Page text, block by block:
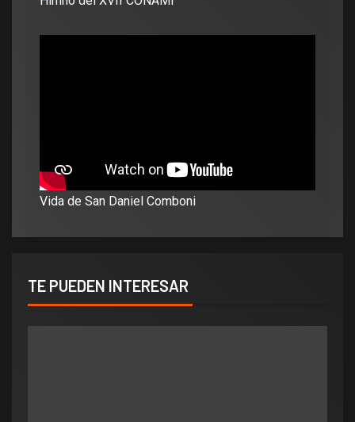
Vida de San Daniel Comboni
TE PUEDEN INTERESAR